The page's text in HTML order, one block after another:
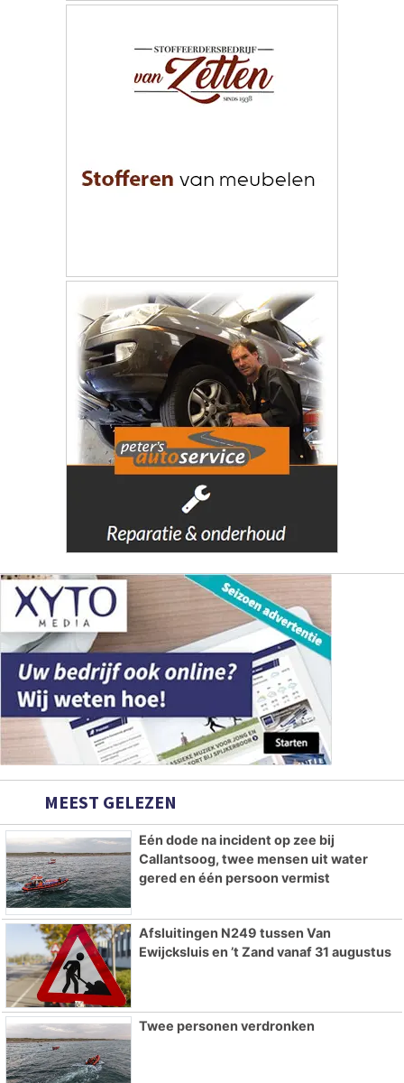
MEEST GELEZEN
Eén dode na incident op zee bij
Callantsoog, twee mensen uit water
gered en één persoon vermist
Afsluitingen N249 tussen Van
Ewijcksluis en ’t Zand vanaf 31 augustus
Twee personen verdronken